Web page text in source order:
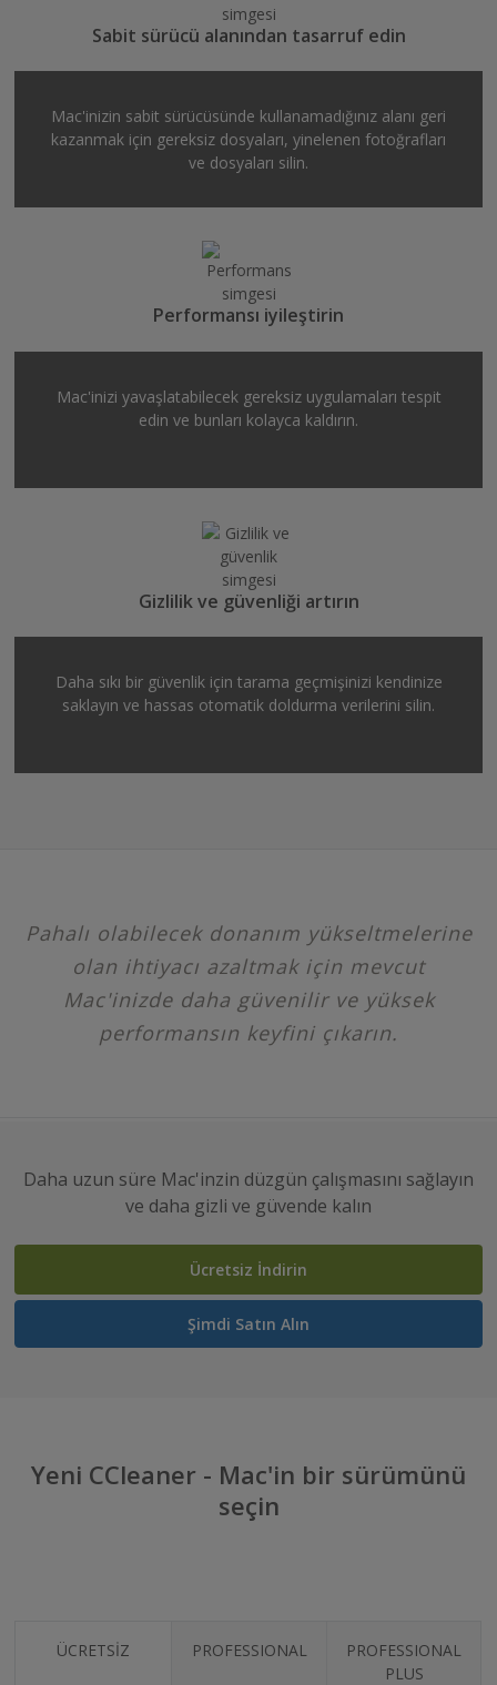
Sabit sürücü alanından tasarruf edin
Mac'inizin sabit sürücüsünde kullanamadığınız alanı geri
kazanmak için gereksiz dosyaları, yinelenen fotoğrafları
ve dosyaları silin.
Performansı iyileştirin
Mac'inizi yavaşlatabilecek gereksiz uygulamaları tespit
edin ve bunları kolayca kaldırın.
Gizlilik ve güvenliği artırın
Daha sıkı bir güvenlik için tarama geçmişinizi kendinize
saklayın ve hassas otomatik doldurma verilerini silin.
Pahalı olabilecek donanım yükseltmelerine
olan ihtiyacı azaltmak için mevcut
Mac'inizde daha güvenilir ve yüksek
performansın keyfini çıkarın.
Daha uzun süre Mac'inzin düzgün çalışmasını sağlayın
ve daha gizli ve güvende kalın
Ücretsiz İndirin
Şimdi Satın Alın
Yeni CCleaner - Mac'in bir sürümünü
seçin
ÜCRETSİZ PROFESSIONAL
PROFESSIONAL
PLUS